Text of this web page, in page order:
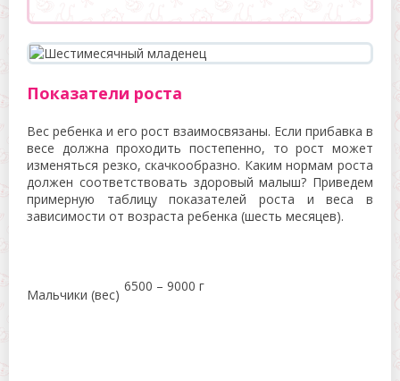
Показатели роста
Вес ребенка и его рост взаимосвязаны. Если прибавка в
весе должна проходить постепенно, то рост может
изменяться резко, скачкообразно. Каким нормам роста
должен соответствовать здоровый малыш? Приведем
примерную таблицу показателей роста и веса в
зависимости от возраста ребенка (шесть месяцев).
Мальчики (вес)
6500 – 9000 г